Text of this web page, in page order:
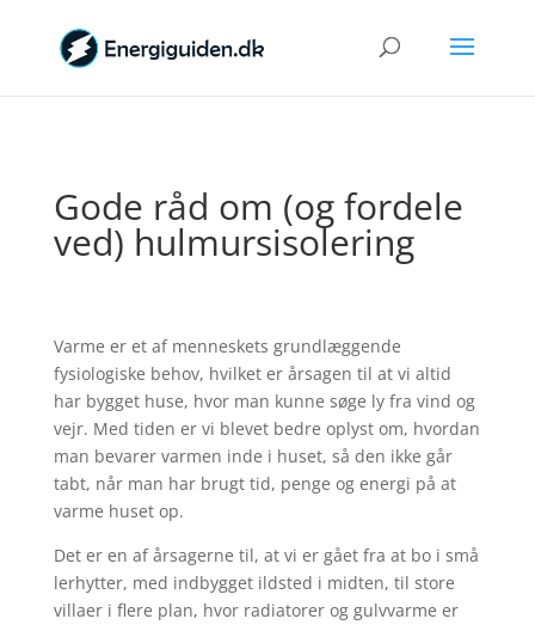
Gode råd om (og fordele
ved) hulmursisolering
Varme er et af menneskets grundlæggende
fysiologiske behov, hvilket er årsagen til at vi altid
har bygget huse, hvor man kunne søge ly fra vind og
vejr. Med tiden er vi blevet bedre oplyst om, hvordan
man bevarer varmen inde i huset, så den ikke går
tabt, når man har brugt tid, penge og energi på at
varme huset op.
Det er en af årsagerne til, at vi er gået fra at bo i små
lerhytter, med indbygget ildsted i midten, til store
villaer i flere plan, hvor radiatorer og gulvvarme er